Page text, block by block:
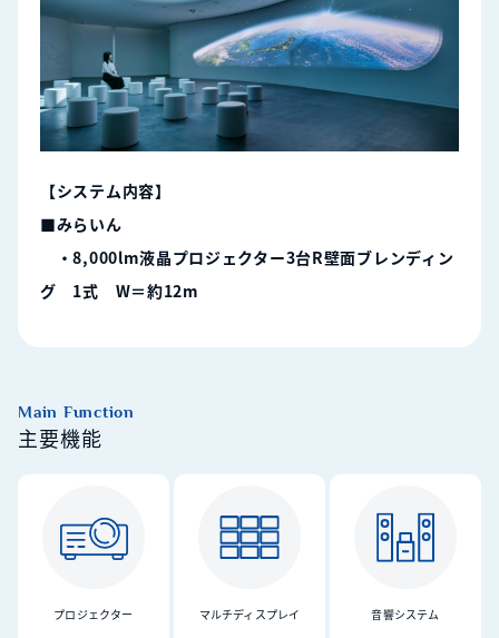
【システム内容】
■みらいん
・8,000lm液晶プロジェクター3台R壁面ブレンディン
グ 1式 W＝約12m
Main Function
主要機能
プロジェクター マルチディスプレイ 音響システム